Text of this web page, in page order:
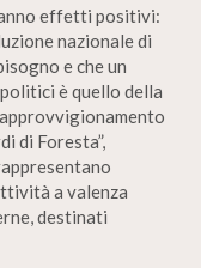
effetti positivi:
nazionale di
e che un
è quello della
di Foresta”,
a valenza
destinati